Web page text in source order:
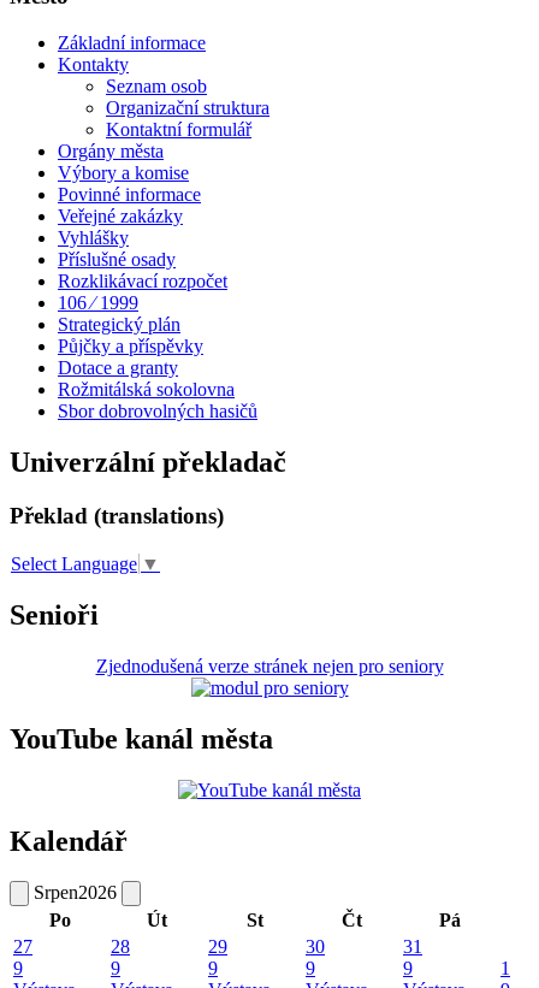
Základní informace
Kontakty
Seznam osob
Organizační struktura
Kontaktní formulář
Orgány města
Výbory a komise
Povinné informace
Veřejné zakázky
Vyhlášky
Příslušné osady
Rozklikávací rozpočet
106 ⁄ 1999
Strategický plán
Půjčky a příspěvky
Dotace a granty
Rožmitálská sokolovna
Sbor dobrovolných hasičů
Univerzální překladač
Překlad (translations)
Select Language ▼
Senioři
Zjednodušená verze stránek nejen pro seniory
YouTube kanál města
Kalendář
Srpen2026
Po
Út St Čt
Pá
27
9
28
9
29
9
30
9
31
9
1